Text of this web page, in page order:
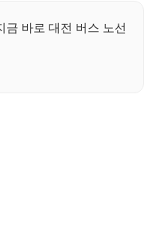
바로 대전 버스 노선